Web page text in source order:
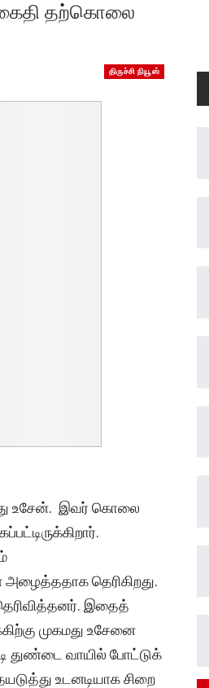
கைதி தற்கொலை
திருச்சி நியூஸ்
உசேன். இவர் கொலை
தெரிகிறது.
இதைத்
முகமது உசேனை
துண்டை வாயில் போட்டுக்
உடனடியாக சிறை